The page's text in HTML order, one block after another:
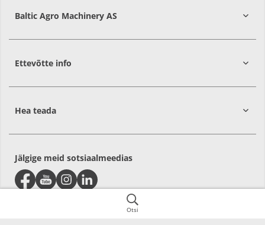
Otsi
Baltic Agro Machinery AS
75306Harjumaa
Ettevõtte info
Hea teada
Jälgige meid sotsiaalmeedias